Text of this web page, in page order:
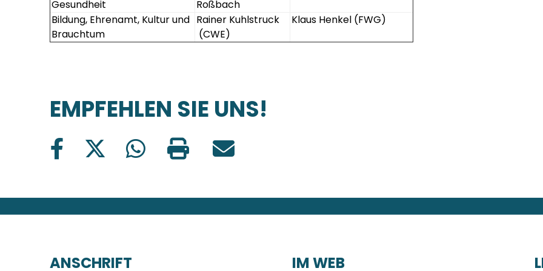
Gesundheit
Roßbach
Bildung, Ehrenamt, Kultur und
Brauchtum
Rainer Kuhlstruck
(CWE)
Klaus Henkel (FWG)
EMPFEHLEN SIE UNS!
ANSCHRIFT IM WEB